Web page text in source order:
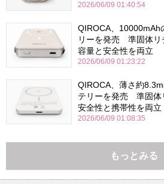
2026/06/09 01:40:54
QIROCA、10000mAh
リーを発売 準固体リ
容量と安全性を両立
2026/06/09 01:23:22
QIROCA、薄さ約
テリーを発売 準固体
安全性と携帯性を両立
2026/06/09 01:08:35
もっとみる